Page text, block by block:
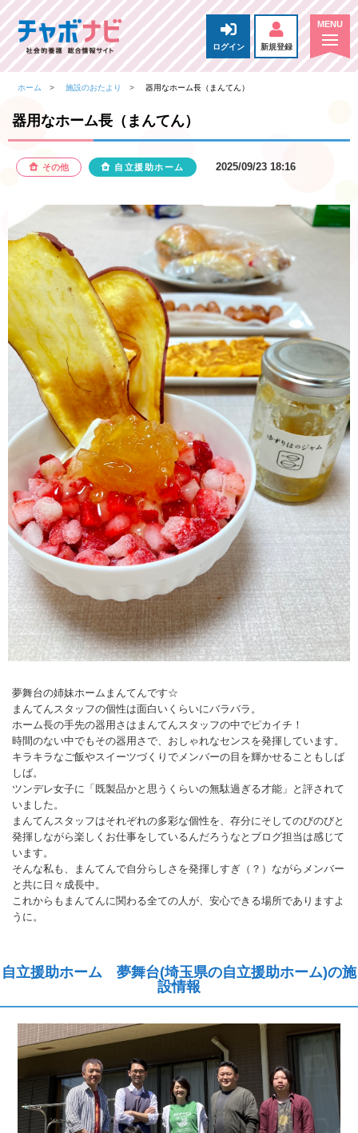
ログイン 新規登録
ホーム 施設のおたより 器用なホーム長（まんてん）
器用なホーム長（まんてん）
その他 自立援助ホーム 2025/09/23 18:16
夢舞台の姉妹ホームまんてんです☆
まんてんスタッフの個性は面白いくらいにバラバラ。
ホーム長の手先の器用さはまんてんスタッフの中でピカイチ！
時間のない中でもその器用さで、おしゃれなセンスを発揮しています。
キラキラなご飯やスイーツづくりでメンバーの目を輝かせることもしば
しば。
ツンデレ女子に「既製品かと思うくらいの無駄過ぎる才能」と評されて
いました。
まんてんスタッフはそれぞれの多彩な個性を、存分にそしてのびのびと
発揮しながら楽しくお仕事をしているんだろうなとブログ担当は感じて
います。
そんな私も、まんてんで自分らしさを発揮しすぎ（？）ながらメンバー
と共に日々成長中。
これからもまんてんに関わる全ての人が、安心できる場所でありますよ
うに。
自立援助ホーム 夢舞台(埼玉県の自立援助ホーム)の施
設情報